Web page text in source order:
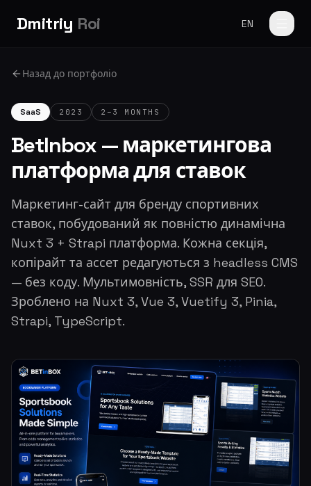
Dmitriy Roi EN
Назад до портфоліо
SaaS 2023 2–3 MONTHS
BetInbox — маркетингова
платформа для ставок
Маркетинг-сайт для бренду спортивних
ставок, побудований як повністю динамічна
Nuxt 3 + Strapi платформа. Кожна секція,
копірайт та ассет редагуються з headless CMS
— без коду. Мультимовність, SSR для SEO.
Зроблено на Nuxt 3, Vue 3, Vuetify 3, Pinia,
Strapi, TypeScript.